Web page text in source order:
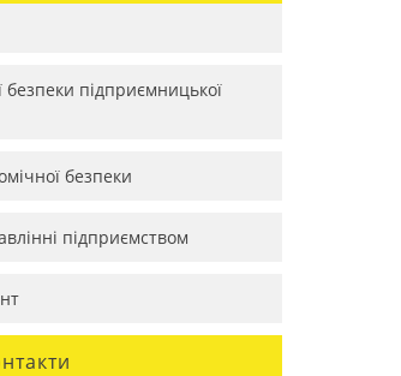
підприємницької
безпеки
підприємством